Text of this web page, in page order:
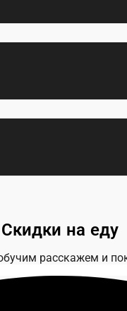
Скидки на еду
расскажем и